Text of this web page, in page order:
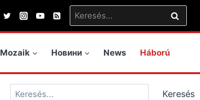
Keresés:
Mozaik Новини News Háború
Keresés Keresés